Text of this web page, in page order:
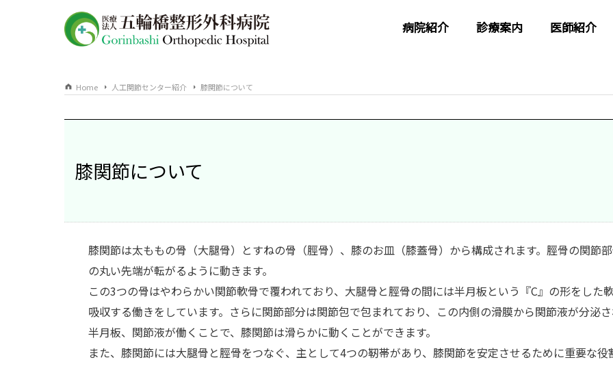
医師紹介
診療案内
病院紹介
Home 人工関節センター紹介 膝関節について
膝関節について
膝関節は太ももの骨（大腿骨）とすねの骨（脛骨）、膝のお皿（膝蓋骨）から構成されます。脛骨の関節
の丸い先端が転がるように動きます。
この3つの骨はやわらかい関節軟骨で覆われており、大腿骨と脛骨の間には半月板という『C』の形をした
吸収する働きをしています。さらに関節部分は関節包で包まれており、この内側の滑膜から関節液が分泌
半月板、関節液が働くことで、膝関節は滑らかに動くことができます。
また、膝関節には大腿骨と脛骨をつなぐ、主として4つの靭帯があり、膝関節を安定させるために重要な役